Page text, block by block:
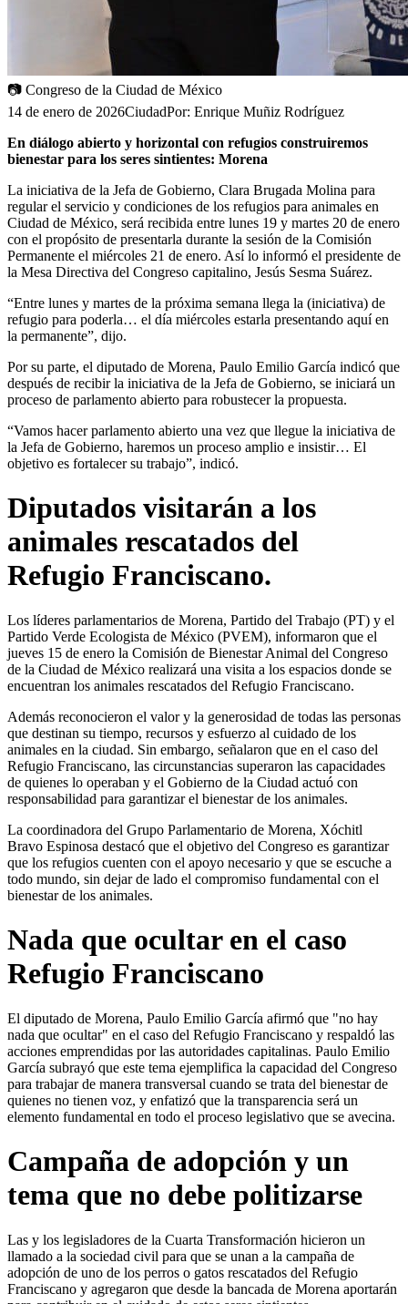
📷 Congreso de la Ciudad de México
14 de enero de 2026CiudadPor: Enrique Muñiz Rodríguez
En diálogo abierto y horizontal con refugios construiremos
bienestar para los seres sintientes: Morena
La iniciativa de la Jefa de Gobierno, Clara Brugada Molina para
regular el servicio y condiciones de los refugios para animales en
Ciudad de México, será recibida entre lunes 19 y martes 20 de enero
con el propósito de presentarla durante la sesión de la Comisión
Permanente el miércoles 21 de enero. Así lo informó el presidente de
la Mesa Directiva del Congreso capitalino, Jesús Sesma Suárez.
“Entre lunes y martes de la próxima semana llega la (iniciativa) de
refugio para poderla… el día miércoles estarla presentando aquí en
la permanente”, dijo.
Por su parte, el diputado de Morena, Paulo Emilio García indicó que
después de recibir la iniciativa de la Jefa de Gobierno, se iniciará un
proceso de parlamento abierto para robustecer la propuesta.
“Vamos hacer parlamento abierto una vez que llegue la iniciativa de
la Jefa de Gobierno, haremos un proceso amplio e insistir… El
objetivo es fortalecer su trabajo”, indicó.
Diputados visitarán a los
animales rescatados del
Refugio Franciscano.
Los líderes parlamentarios de Morena, Partido del Trabajo (PT) y el
Partido Verde Ecologista de México (PVEM), informaron que el
jueves 15 de enero la Comisión de Bienestar Animal del Congreso
de la Ciudad de México realizará una visita a los espacios donde se
encuentran los animales rescatados del Refugio Franciscano.
Además reconocieron el valor y la generosidad de todas las personas
que destinan su tiempo, recursos y esfuerzo al cuidado de los
animales en la ciudad. Sin embargo, señalaron que en el caso del
Refugio Franciscano, las circunstancias superaron las capacidades
de quienes lo operaban y el Gobierno de la Ciudad actuó con
responsabilidad para garantizar el bienestar de los animales.
La coordinadora del Grupo Parlamentario de Morena, Xóchitl
Bravo Espinosa destacó que el objetivo del Congreso es garantizar
que los refugios cuenten con el apoyo necesario y que se escuche a
todo mundo, sin dejar de lado el compromiso fundamental con el
bienestar de los animales.
Nada que ocultar en el caso
Refugio Franciscano
El diputado de Morena, Paulo Emilio García afirmó que "no hay
nada que ocultar" en el caso del Refugio Franciscano y respaldó las
acciones emprendidas por las autoridades capitalinas. Paulo Emilio
García subrayó que este tema ejemplifica la capacidad del Congreso
para trabajar de manera transversal cuando se trata del bienestar de
quienes no tienen voz, y enfatizó que la transparencia será un
elemento fundamental en todo el proceso legislativo que se avecina.
Campaña de adopción y un
tema que no debe politizarse
Las y los legisladores de la Cuarta Transformación hicieron un
llamado a la sociedad civil para que se unan a la campaña de
adopción de uno de los perros o gatos rescatados del Refugio
Franciscano y agregaron que desde la bancada de Morena aportarán